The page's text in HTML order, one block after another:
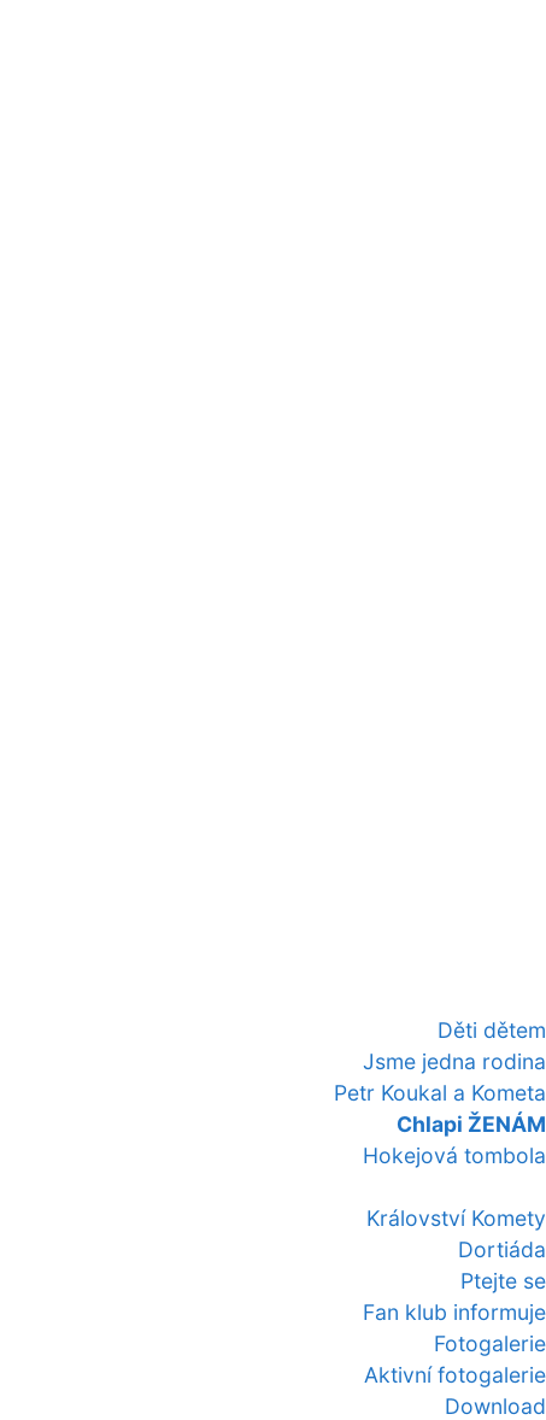
Děti dětem
Jsme jedna rodina
Petr Koukal a Kometa
Chlapi ŽENÁM
Hokejová tombola
Království Komety
Dortiáda
Ptejte se
Fan klub informuje
Fotogalerie
Aktivní fotogalerie
Download